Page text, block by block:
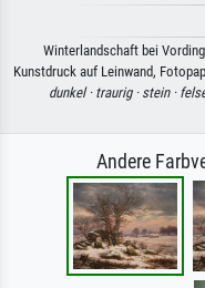
Winterlandschaft bei
Kunstdruck auf Leinwand,
dunkel · traurig · stein ·
Andere